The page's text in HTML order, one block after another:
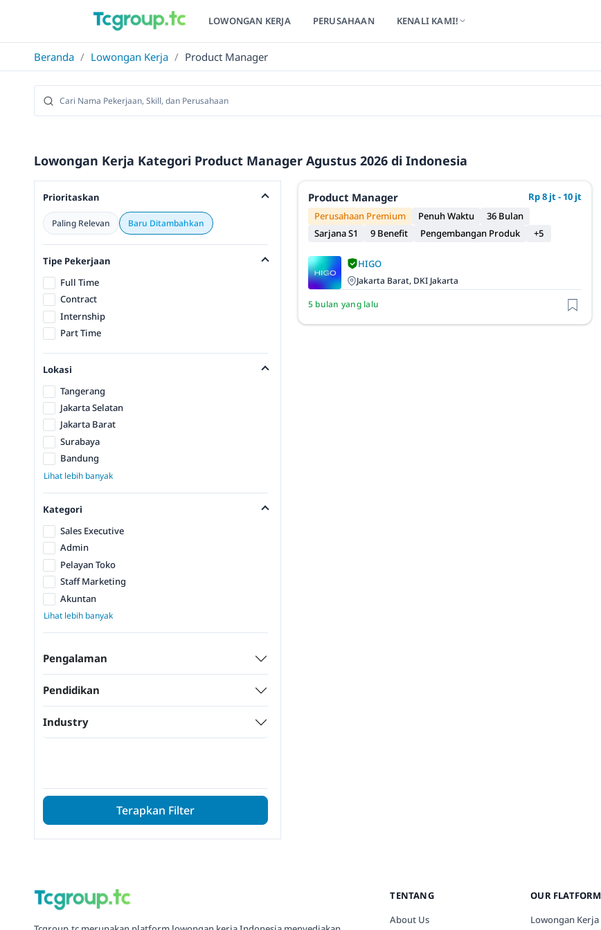
LOWONGAN KERJA PERUSAHAAN KENALI KAMI!
Beranda / Lowongan Kerja / Product Manager
Lowongan Kerja Kategori Product Manager Agustus 2026 di Indonesia
Prioritaskan
Paling Relevan Baru Ditambahkan
Tipe Pekerjaan
Full Time
Contract
Internship
Part Time
Lokasi
Tangerang
Jakarta Selatan
Jakarta Barat
Surabaya
Bandung
Lihat lebih banyak
Kategori
Sales Executive
Admin
Pelayan Toko
Staff Marketing
Akuntan
Lihat lebih banyak
Pengalaman
Pendidikan
Industry
Terapkan Filter
Product Manager
Rp 8 jt - 10 jt
Perusahaan Premium
Penuh Waktu
36 Bulan
Sarjana S1
9 Benefit Pengembangan Produk +5
HIGO
Jakarta Barat, DKI Jakarta
5 bulan yang lalu
TENTANG
About Us
OUR FLATFORM
Lowongan Kerja